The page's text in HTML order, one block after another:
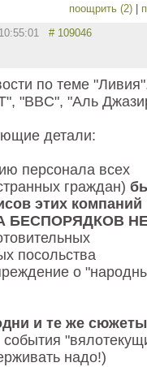
поощрить (2)
# 109046
по теме
"BBC", "Аль
детали:
персонала всех
граждан)
этих компаний
БЕСПОРЯДКОВ
посольства
о
и те же сюжеты
события
надо!)